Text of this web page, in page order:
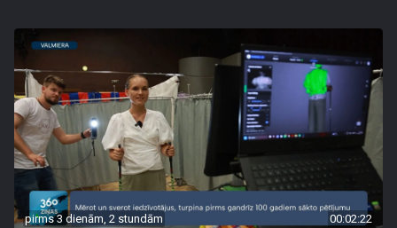
pirms 3 dienām, 2 stundām 00:02:22